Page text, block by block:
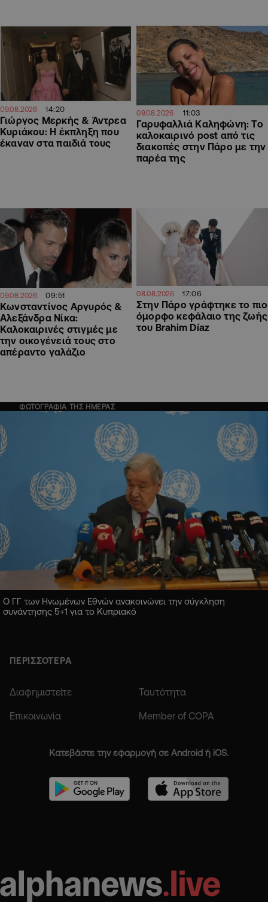
09.08.2026 14:20
Γιώργος Μερκής & Άντρεα
Κυριάκου: Η έκπληξη που
έκαναν στα παιδιά τους
09.08.2026 11:03
Γαρυφαλλιά Καληφώνη: To
καλοκαιρινό post από τις
διακοπές στην Πάρο με την
παρέα της
09.08.2026 09:51
Κωνσταντίνος Αργυρός &
Αλεξάνδρα Νίκα:
Καλοκαιρινές στιγμές με
την οικογένειά τους στο
απέραντο γαλάζιο
08.08.2026 17:06
Στην Πάρο γράφτηκε το πιο
όμορφο κεφάλαιο της ζωής
του Brahim Díaz
ΦΩΤΟΓΡΑΦΙΑ ΤΗΣ ΗΜΕΡΑΣ
Ο ΓΓ των Ηνωμένων Εθνών ανακοινώνει την σύγκληση
συνάντησης 5+1 για το Κυπριακό
ΠΕΡΙΣΣΟΤΕΡΑ
Διαφημιστείτε Ταυτότητα
Επικοινωνία Member of COPA
Κατεβάστε την εφαρμογή σε Android ή iOS.